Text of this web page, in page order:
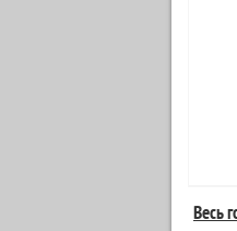
Весь